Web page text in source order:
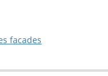
facades